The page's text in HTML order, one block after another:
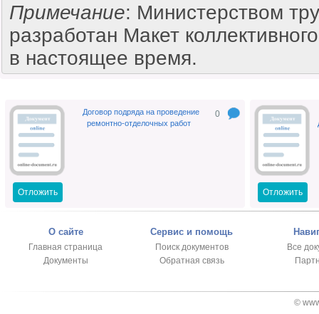
Примечание: Министерством
разработан Макет
в настоящее время.
0
Договор подряда на проведение
ремонтно-отделочных работ
Отложить Отложить
О сайте
Главная страница
Документы
Сервис и помощь
Поиск документов
Обратная связь
Все
©